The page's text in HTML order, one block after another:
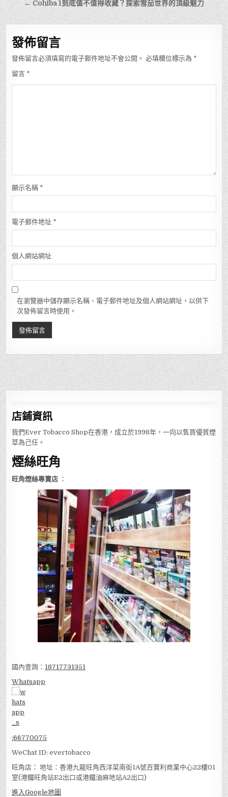
導
覽
← Cohiba 1到底值不值得收藏？探索雪茄世界的頂級魅力
發佈留言
發佈留言必須填寫的電子郵件地址不會公開。 必填欄位標示為 *
留言 *
顯示名稱 *
電子郵件地址 *
個人網站網址
在瀏覽器中儲存顯示名稱、電子郵件地址及個人網站網址，以供下
次發佈留言時使用。
店鋪資訊
我們Ever Tobacco Shop在香港，成立於1998年，一向以售買優質煙
草為己任。
煙絲旺角
旺角煙絲專賣店 ：
國內查詢： 18717731351
Whatsapp
:66770075
WeChat ID: evertobacco
旺角店： 地址：香港九龍旺角西洋菜南街1A號百寶利商業中心22樓01
室(港鐵旺角站E2出口或港鐵油麻地站A2出口)
進入Google地圖